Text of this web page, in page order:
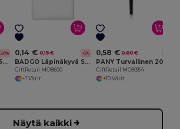
CHAN Termospullo 500ml
0,14 € 0,15 € -6%
BADGO Läpinäkyvä Suuri Nimilappu 7,5x12,5 cm
GiftRetail MO8600
+1 Värit
0,58 € 0,60 €
GiftRetail MO9354
+10 Värit
Näytä kaikki